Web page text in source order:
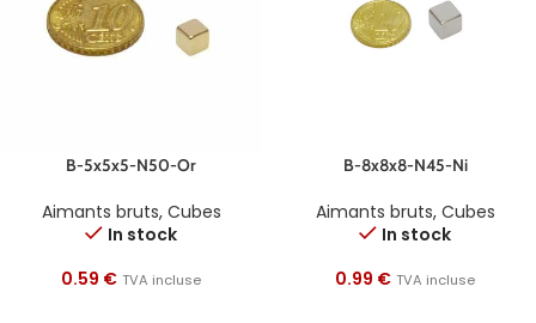
B-5x5x5-N50-Or
Aimants bruts, Cubes
In stock
0.59 € TVA incluse
B-8x8x8-N45-Ni
Aimants bruts, Cubes
In stock
0.99 € TVA incluse